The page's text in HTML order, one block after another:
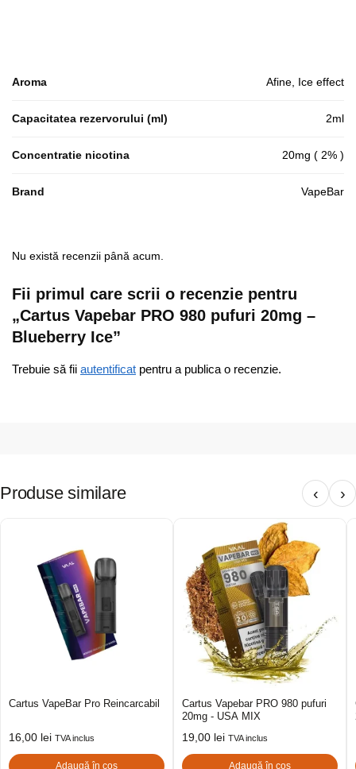
Aroma Afine, Ice effect
Capacitatea rezervorului (ml) 2ml
Concentratie nicotina 20mg ( 2% )
Brand VapeBar
Nu există recenzii până acum.
Fii primul care scrii o recenzie pentru
„Cartus Vapebar PRO 980 pufuri 20mg –
Blueberry Ice”
Trebuie să fii autentificat pentru a publica o recenzie.
Produse similare ‹ ›
Cartus VapeBar Pro Reincarcabil
16,00 lei TVA inclus
Adaugă în coș
Cartus Vapebar PRO 980 pufuri
20mg - USA MIX
19,00 lei TVA inclus
Adaugă în coș